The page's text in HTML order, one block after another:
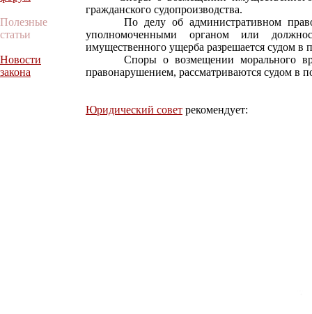
Полезные
статьи
Новости
закона
гражданского судопроизводства.
По делу об административном
уполномоченными органом или
имущественного ущерба разрешается судом в
Споры о возмещении морального
правонарушением, рассматриваются судом в
Юридический совет рекомендует: